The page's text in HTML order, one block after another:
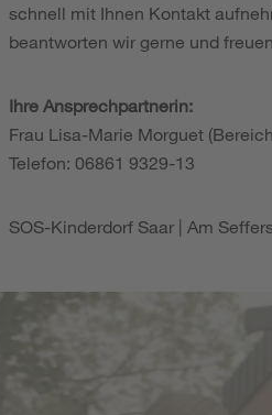
schnell mit Ihnen Kontakt
beantworten wir gerne und
Ihre Ansprechpartnerin:
Frau Lisa-Marie Morguet
Telefon: 06861 9329-13
SOS-Kinderdorf Saar | Am